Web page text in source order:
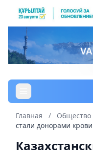
Главная / Общество
стали донорами крови